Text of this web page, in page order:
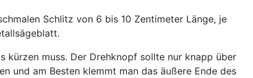
Schlitz von 6 bis 10 Zentimeter Länge, je
kürzen muss. Der Drehknopf sollte nur knapp über
und am Besten klemmt man das äußere Ende des